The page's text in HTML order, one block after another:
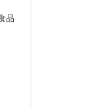
品